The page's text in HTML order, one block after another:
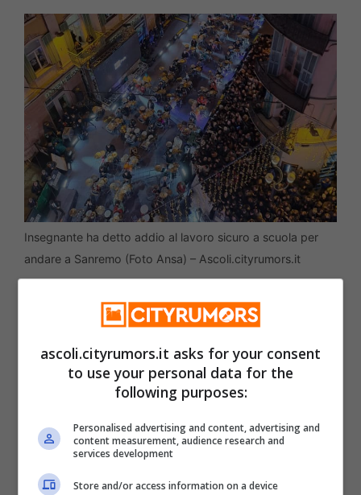
Insegnante ha detto addio al lavoro sicuro a scuola per
andare a Sanremo (Foto Ansa) – Ascoli.cityrumors.it
Tropo grande l’amore per la musica per
quella di accompagnare con la batteria
Jovanotti nella serata in cui è stato ospite
del Festival di Sanremo.
La decisione di licenziarsi, tuttavia, non è
ascoli.cityrumors.it asks for your consent
to use your personal data for the
following purposes:
Personalised advertising and content, advertising and
content measurement, audience research and
services development
Store and/or access information on a device